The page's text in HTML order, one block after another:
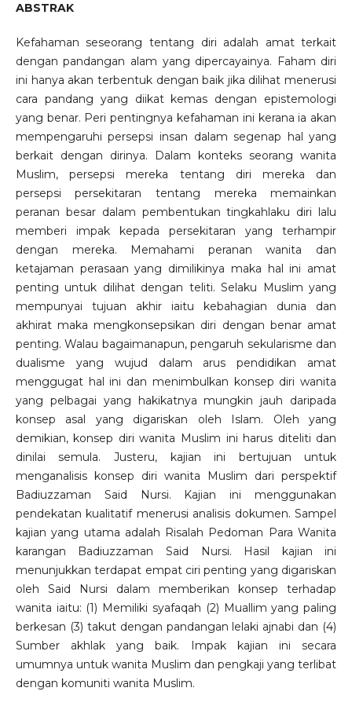
ABSTRAK
Kefahaman seseorang tentang diri adalah amat terkait
dengan pandangan alam yang dipercayainya. Faham diri
ini hanya akan terbentuk dengan baik jika dilihat menerusi
cara pandang yang diikat kemas dengan epistemologi
yang benar. Peri pentingnya kefahaman ini kerana ia akan
mempengaruhi persepsi insan dalam segenap hal yang
berkait dengan dirinya. Dalam konteks seorang wanita
Muslim, persepsi mereka tentang diri mereka dan
persepsi persekitaran tentang mereka memainkan
peranan besar dalam pembentukan tingkahlaku diri lalu
memberi impak kepada persekitaran yang terhampir
dengan mereka. Memahami peranan wanita dan
ketajaman perasaan yang dimilikinya maka hal ini amat
penting untuk dilihat dengan teliti. Selaku Muslim yang
mempunyai tujuan akhir iaitu kebahagian dunia dan
akhirat maka mengkonsepsikan diri dengan benar amat
penting. Walau bagaimanapun, pengaruh sekularisme dan
dualisme yang wujud dalam arus pendidikan amat
menggugat hal ini dan menimbulkan konsep diri wanita
yang pelbagai yang hakikatnya mungkin jauh daripada
konsep asal yang digariskan oleh Islam. Oleh yang
demikian, konsep diri wanita Muslim ini harus diteliti dan
dinilai semula. Justeru, kajian ini bertujuan untuk
menganalisis konsep diri wanita Muslim dari perspektif
Badiuzzaman Said Nursi. Kajian ini menggunakan
pendekatan kualitatif menerusi analisis dokumen. Sampel
kajian yang utama adalah Risalah Pedoman Para Wanita
karangan Badiuzzaman Said Nursi. Hasil kajian ini
menunjukkan terdapat empat ciri penting yang digariskan
oleh Said Nursi dalam memberikan konsep terhadap
wanita iaitu: (1) Memiliki syafaqah (2) Muallim yang paling
berkesan (3) takut dengan pandangan lelaki ajnabi dan (4)
Sumber akhlak yang baik. Impak kajian ini secara
umumnya untuk wanita Muslim dan pengkaji yang terlibat
dengan komuniti wanita Muslim.